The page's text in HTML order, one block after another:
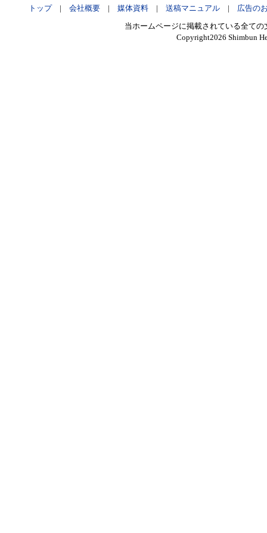
トップ| 会社概要| 媒体資料| 送稿マニュアル| 広告の
当ホームページに掲載されている全て
Copyright2026 Shimbun